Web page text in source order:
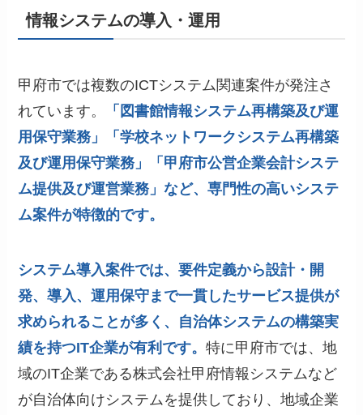
情報システムの導入・運用
甲府市では複数のICTシステム関連案件が発注さ
れています。
「図書館情報システム再構築及び運
用保守業務」「学校ネットワークシステム再構築
及び運用保守業務」「甲府市公営企業会計システ
ム提供及び運営業務」など、専門性の高いシステ
ム案件が特徴的です。
システム導入案件では、要件定義から設計・開
発、導入、運用保守まで一貫したサービス提供が
求められることが多く、自治体システムの構築実
績を持つIT企業が有利です。特に甲府市では、地
域のIT企業である株式会社甲府情報システムなど
が自治体向けシステムを提供しており、地域企業